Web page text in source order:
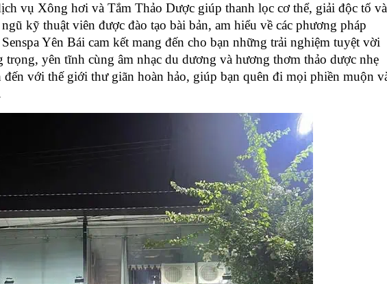
vụ Xông hơi và Tắm Thảo Dược giúp thanh lọc cơ thể, giải độc tố và
kỹ thuật viên được đào tạo bài bản, am hiểu về các phương pháp
Yên Bái cam kết mang đến cho bạn những trải nghiệm tuyệt vời
yên tĩnh cùng âm nhạc du dương và hương thơm thảo dược nhẹ
đến với thế giới thư giãn hoàn hảo, giúp bạn quên đi mọi phiền muộn